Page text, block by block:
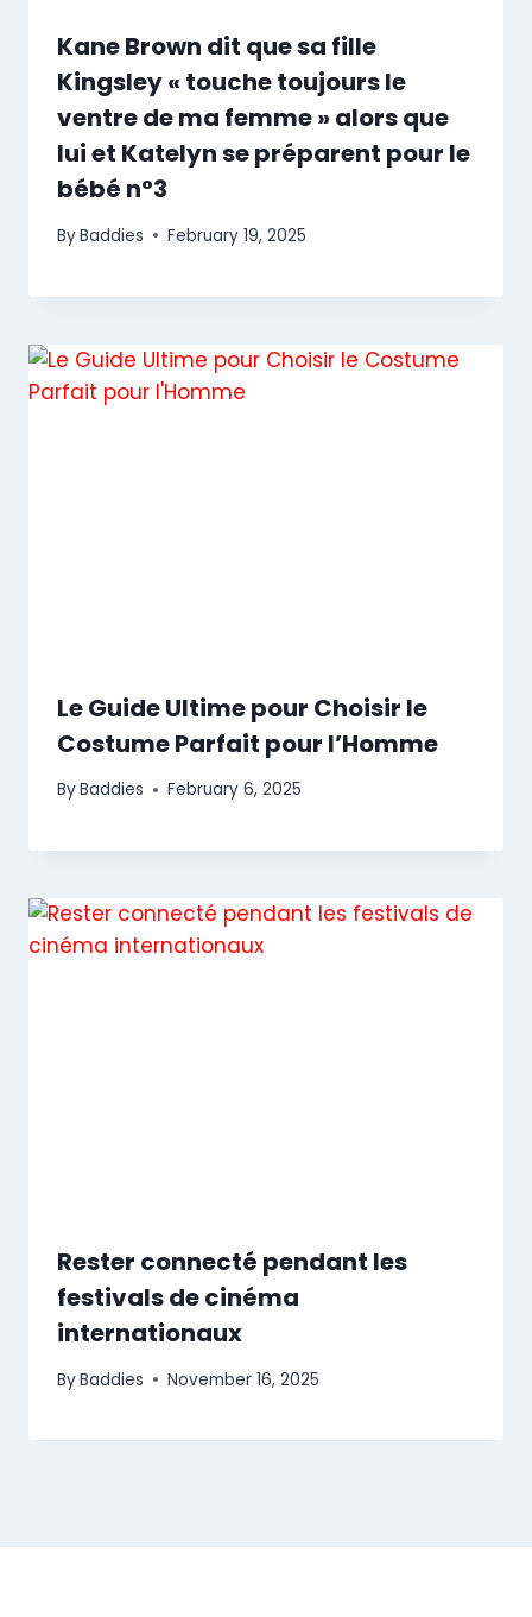
Kane Brown dit que sa fille
Kingsley « touche toujours le
ventre de ma femme » alors que
lui et Katelyn se préparent pour le
bébé n°3
ByBaddies February 19, 2025
Le Guide Ultime pour Choisir le
Costume Parfait pour l’Homme
ByBaddies February 6, 2025
Rester connecté pendant les
festivals de cinéma
internationaux
ByBaddies November 16, 2025